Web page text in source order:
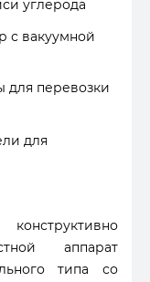
углерода
с вакуумной
для перевозки
для
аппарат
типа со